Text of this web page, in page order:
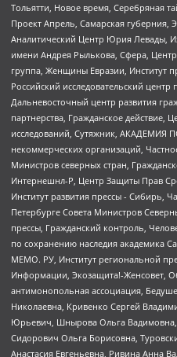
Тольятти, Новое время, Серебряная
Проект Апрель, Самарская губерния,
Аналитический Центр Юрия Левады,
имени Андрея Рылькова, Сфера,
группа, Женщины Евразии, Институт
Российский исследовательский центр
Дальневосточный центр развития
партнерства, Гражданское действие,
исследований, Сутяжник, АКАДЕМИЯ
некоммерческих организаций,
Министров северных стран,
Интернешнл-Р, Центр Защиты Прав
Институт развития прессы - Сибирь,
Петербурге Совета Министров
прессы, Гражданский контроль,
по сохранению наследия академика
МЕМО. РУ, Институт региональной
Информации, Экозащита!-Женсовет,
антимонопольная ассоциация,
Николаевна, Кривенко Сергей
Юрьевич, Шнырова Ольга
Сидорович Ольга Борисовна,
Анастасия Евгеньевна, Ривина Анна